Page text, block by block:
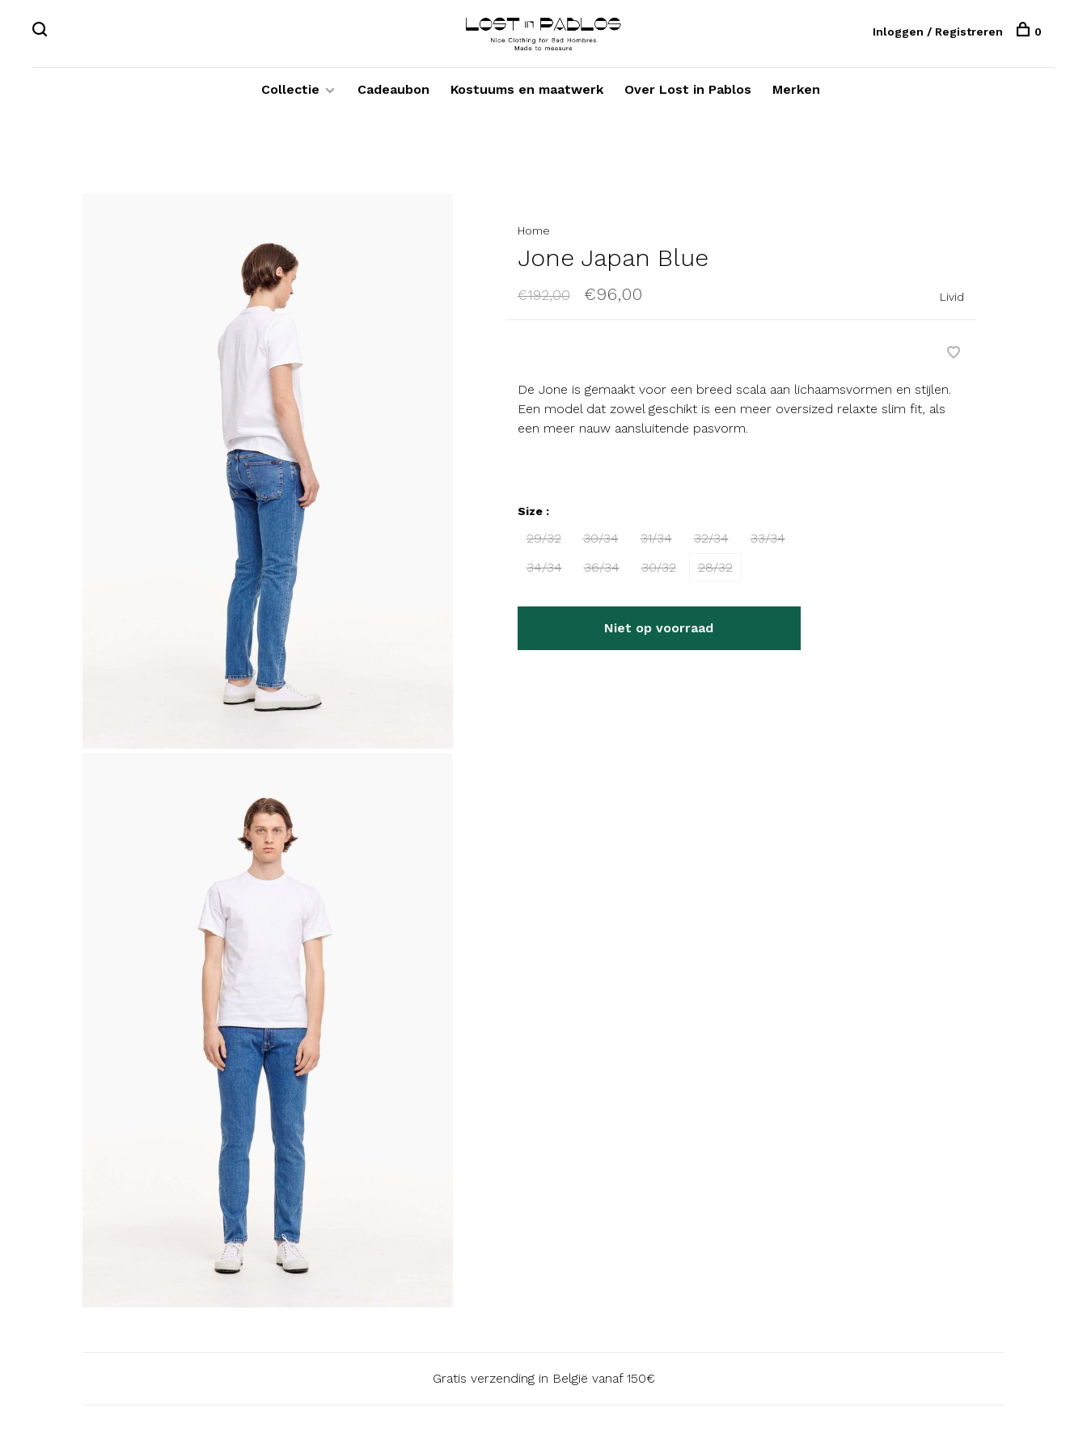
Collectie Cadeaubon Kostuums en maatwerk Over Lost in Pablos Merken
Inloggen / Registreren 0
Home
Jone Japan Blue
€192,00 €96,00 Livid
De Jone is gemaakt voor een breed scala aan lichaamsvormen en stijlen.
Een model dat zowel geschikt is een meer oversized relaxte slim fit, als
een meer nauw aansluitende pasvorm.
Size :
29/32 30/34 31/34 32/34
33/34
34/34
36/34 30/32 28/32
Niet op voorraad
Gratis verzending in België vanaf 150€